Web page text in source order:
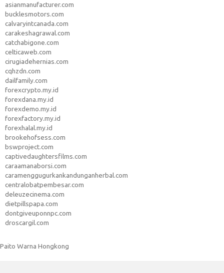
asianmanufacturer.com
bucklesmotors.com
calvaryintcanada.com
carakeshagrawal.com
catchabigone.com
celticaweb.com
cirugiadehernias.com
cqhzdn.com
dailfamily.com
forexcrypto.my.id
forexdana.my.id
forexdemo.my.id
forexfactory.my.id
forexhalal.my.id
brookehofsess.com
bswproject.com
captivedaughtersfilms.com
caraamanaborsi.com
caramenggugurkankandunganherbal.com
centralobatpembesar.com
deleuzecinema.com
dietpillspapa.com
dontgiveuponnpc.com
droscargil.com
Paito Warna Hongkong